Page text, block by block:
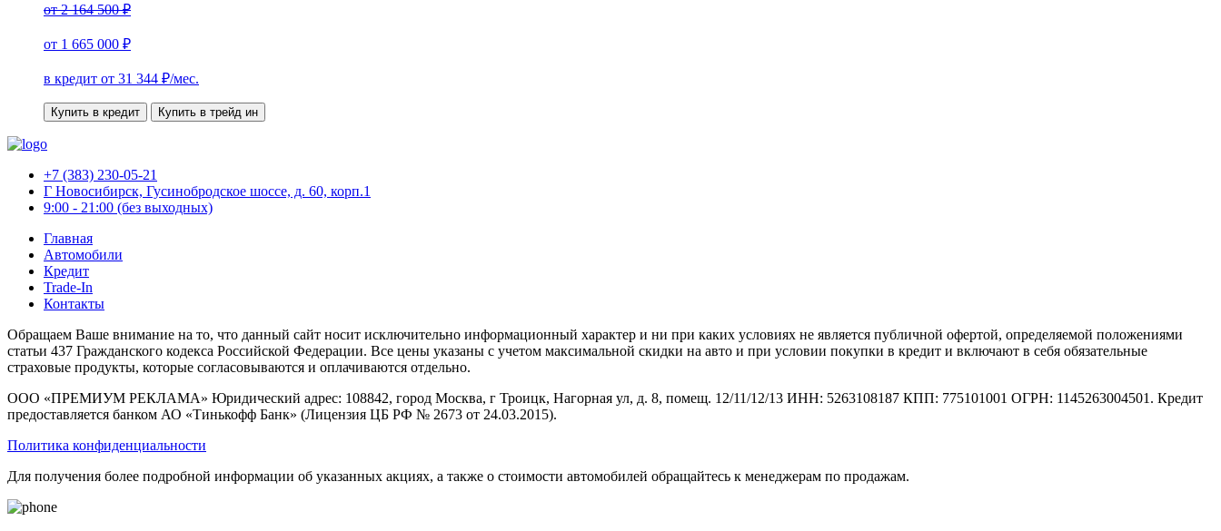
от2 164 500 ₽
от 1 665 000 ₽
в кредит от 31 344 ₽/мес.
Купить в кредит Купить в трейд ин
+7 (383) 230-05-21
Г Новосибирск, Гусинобродское шоссе, д. 60, корп.1
9:00 - 21:00 (без выходных)
Главная
Автомобили
Кредит
Trade-In
Контакты
Обращаем Ваше внимание на то, что данный сайт носит исключительно информационный характер и ни при каких условиях не является публичной офертой, определяемой положениями
статьи 437 Гражданского кодекса Российской Федерации. Все цены указаны с учетом максимальной скидки на авто и при условии покупки в кредит и включают в себя обязательные
страховые продукты, которые согласовываются и оплачиваются отдельно.
ООО «ПРЕМИУМ РЕКЛАМА» Юридический адрес: 108842, город Москва, г Троицк, Нагорная ул, д. 8, помещ. 12/11/12/13 ИНН: 5263108187 КПП: 775101001 ОГРН: 1145263004501. Кредит
предоставляется банком АО «Тинькофф Банк» (Лицензия ЦБ РФ № 2673 от 24.03.2015).
Политика конфиденциальности
Для получения более подробной информации об указанных акциях, а также о стоимости автомобилей обращайтесь к менеджерам по продажам.